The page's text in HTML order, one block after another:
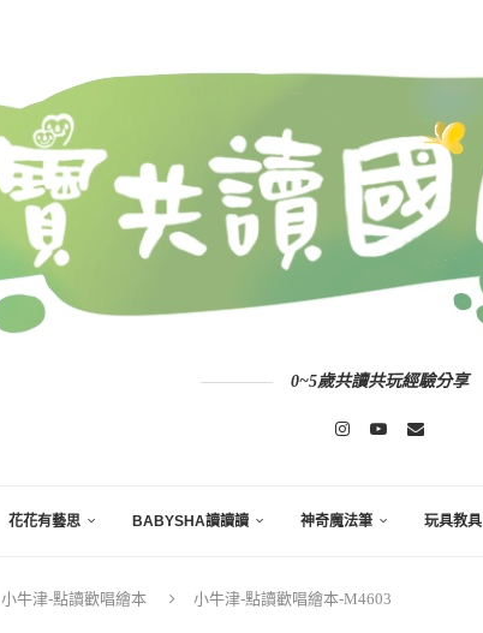
0~5歲共讀共玩經驗分享
花花有藝思 BABYSHA讀讀讀 神奇魔法筆 玩具教具
小牛津-點讀歡唱繪本 小牛津-點讀歡唱繪本-M4603